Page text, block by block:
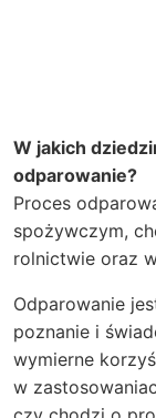
W jakich
odparowanie?
Proces
spożywczym,
rolnictwie oraz
Odparowanie
poznanie i
wymierne
w